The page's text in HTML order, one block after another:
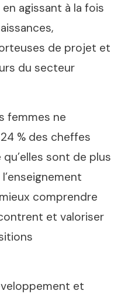
agissant à la fois
de projet et
du secteur
femmes ne
% des cheffes
sont de plus
comprendre
et valoriser
et